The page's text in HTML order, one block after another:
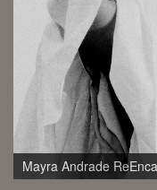
RECORDED, MIXED
Milhano)